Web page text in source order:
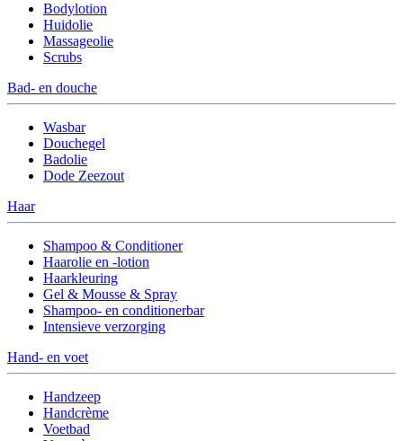
Bodylotion
Huidolie
Massageolie
Scrubs
Bad- en douche
Wasbar
Douchegel
Badolie
Dode Zeezout
Haar
Shampoo & Conditioner
Haarolie en -lotion
Haarkleuring
Gel & Mousse & Spray
Shampoo- en conditionerbar
Intensieve verzorging
Hand- en voet
Handzeep
Handcrème
Voetbad